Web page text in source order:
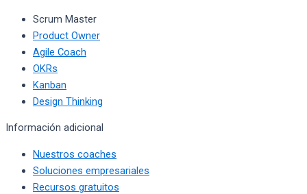
Scrum Master
Product Owner
Agile Coach
OKRs
Kanban
Design Thinking
Información adicional
Nuestros coaches
Soluciones empresariales
Recursos gratuitos